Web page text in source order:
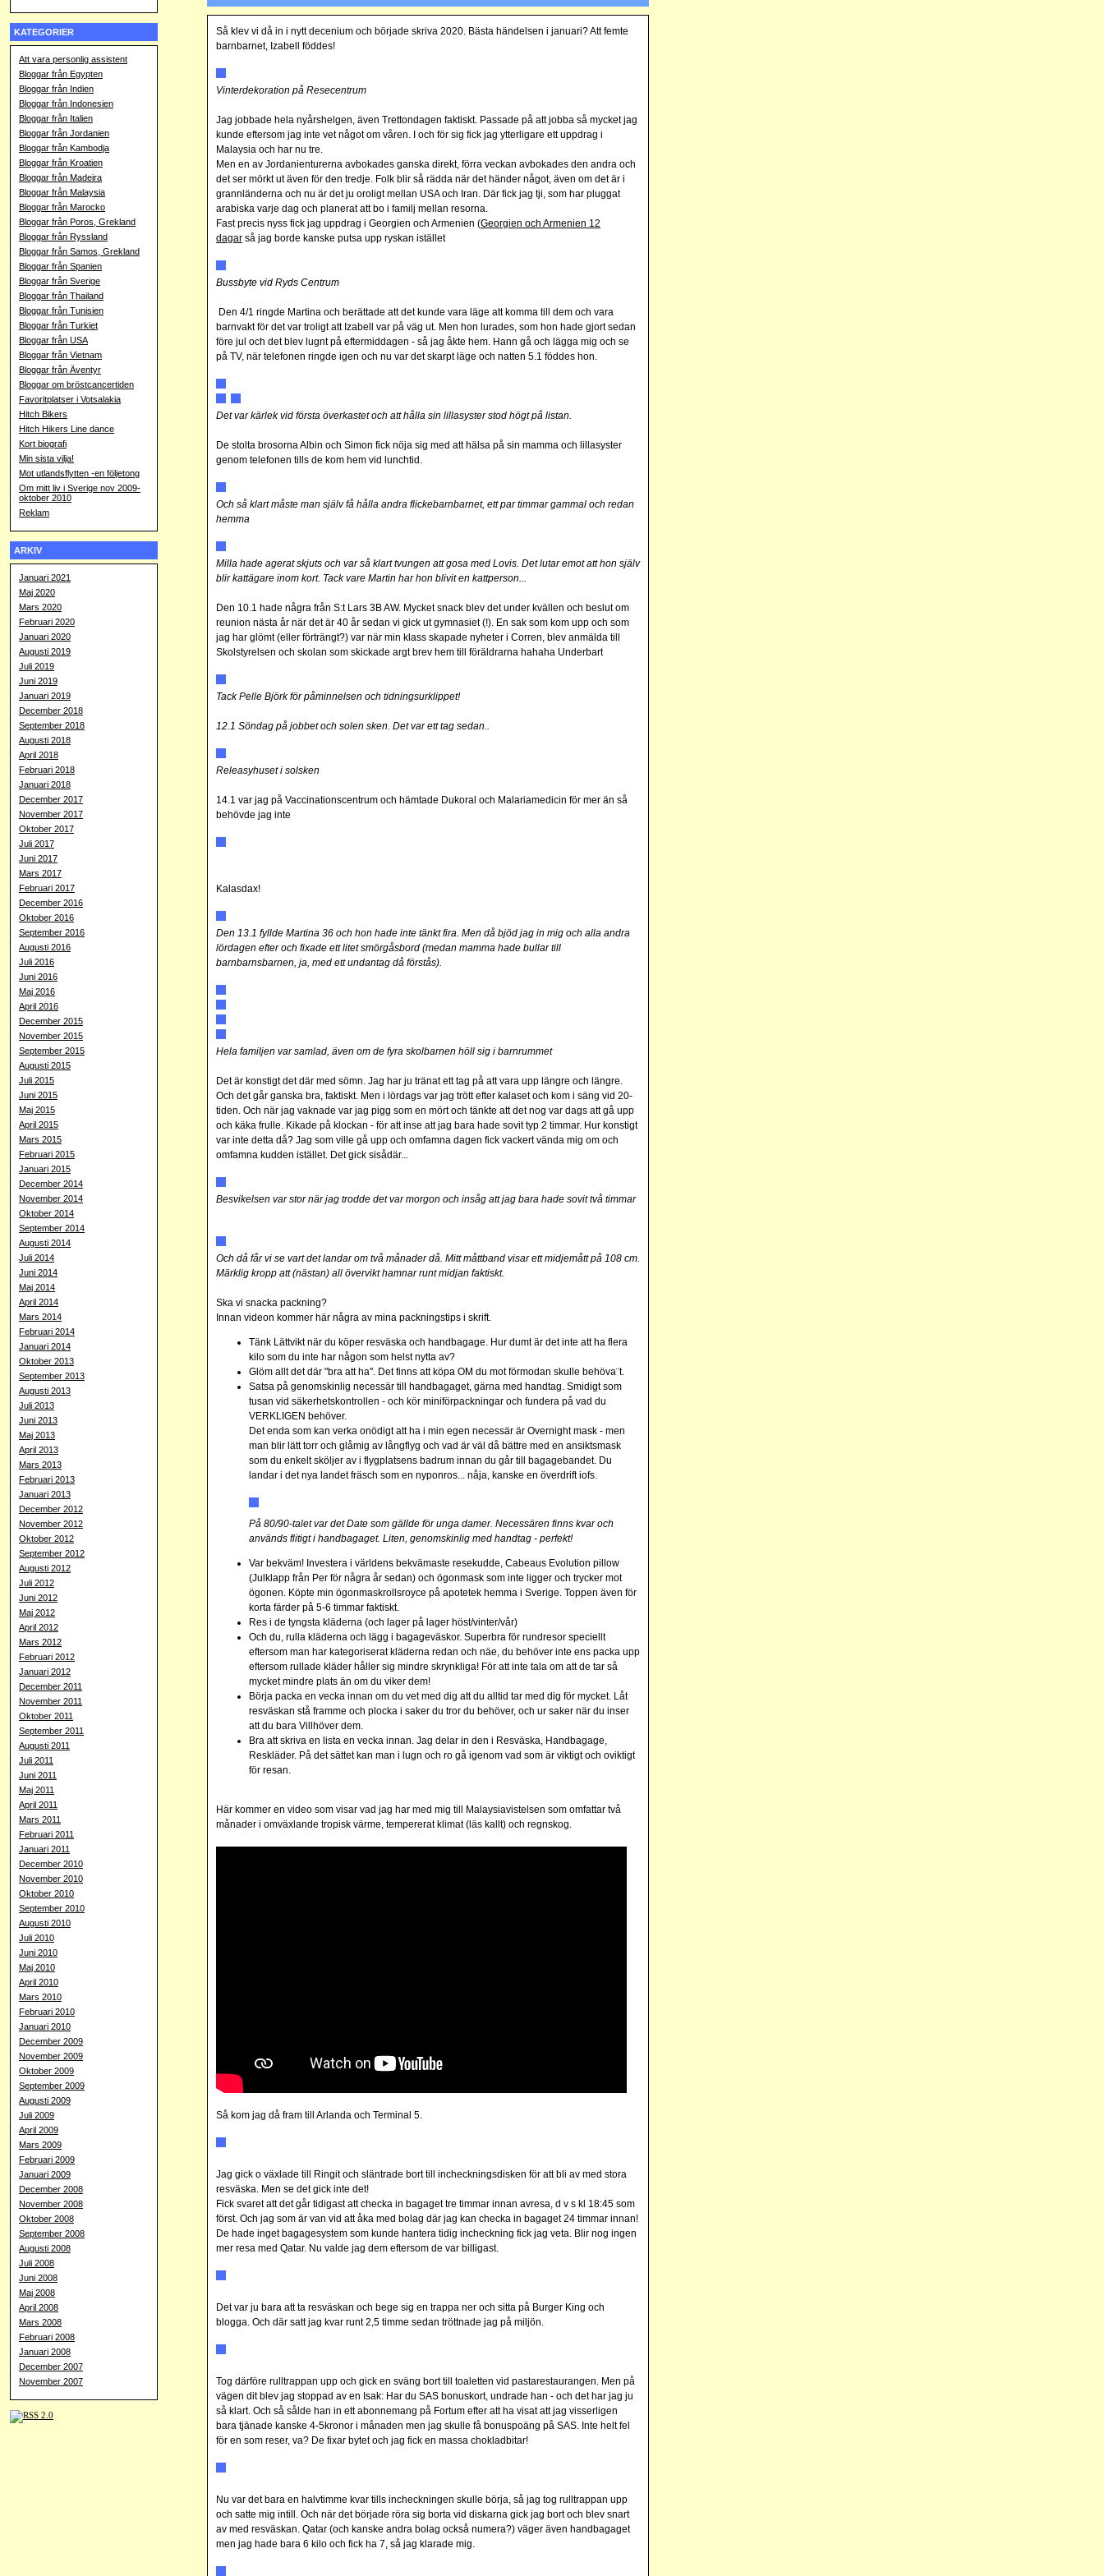
Så klev vi då in i nytt decenium och började skriva 2020. Bästa händelsen i januari? Att femte
barnbarnet, Izabell föddes!
Vinterdekoration på Resecentrum
Jag jobbade hela nyårshelgen, även Trettondagen faktiskt. Passade på att jobba så mycket jag
kunde eftersom jag inte vet något om våren. I och för sig fick jag ytterligare ett uppdrag i
Malaysia och har nu tre.
Men en av Jordanienturerna avbokades ganska direkt, förra veckan avbokades den andra och
det ser mörkt ut även för den tredje. Folk blir så rädda när det händer något, även om det är i
grannländerna och nu är det ju oroligt mellan USA och Iran. Där fick jag tji, som har pluggat
arabiska varje dag och planerat att bo i familj mellan resorna.
Fast precis nyss fick jag uppdrag i Georgien och Armenien (Georgien och Armenien 12
dagar så jag borde kanske putsa upp ryskan istället
Bussbyte vid Ryds Centrum
Den 4/1 ringde Martina och berättade att det kunde vara läge att komma till dem och vara
barnvakt för det var troligt att Izabell var på väg ut. Men hon lurades, som hon hade gjort sedan
före jul och det blev lugnt på eftermiddagen - så jag åkte hem. Hann gå och lägga mig och se
på TV, när telefonen ringde igen och nu var det skarpt läge och natten 5.1 föddes hon.
Det var kärlek vid första överkastet och att hålla sin lillasyster stod högt på listan.
De stolta brosorna Albin och Simon fick nöja sig med att hälsa på sin mamma och lillasyster
genom telefonen tills de kom hem vid lunchtid.
Och så klart måste man själv få hålla andra flickebarnbarnet, ett par timmar gammal och redan
hemma
Milla hade agerat skjuts och var så klart tvungen att gosa med Lovis. Det lutar emot att hon själv
blir kattägare inom kort. Tack vare Martin har hon blivit en kattperson...
Den 10.1 hade några från S:t Lars 3B AW. Mycket snack blev det under kvällen och beslut om
reunion nästa år när det är 40 år sedan vi gick ut gymnasiet (!). En sak som kom upp och som
jag har glömt (eller förträngt?) var när min klass skapade nyheter i Corren, blev anmälda till
Skolstyrelsen och skolan som skickade argt brev hem till föräldrarna hahaha Underbart
Tack Pelle Björk för påminnelsen och tidningsurklippet!
12.1 Söndag på jobbet och solen sken. Det var ett tag sedan..
Releasyhuset i solsken
14.1 var jag på Vaccinationscentrum och hämtade Dukoral och Malariamedicin för mer än så
behövde jag inte
Kalasdax!
Den 13.1 fyllde Martina 36 och hon hade inte tänkt fira. Men då bjöd jag in mig och alla andra
lördagen efter och fixade ett litet smörgåsbord (medan mamma hade bullar till
barnbarnsbarnen, ja, med ett undantag då förstås).
Hela familjen var samlad, även om de fyra skolbarnen höll sig i barnrummet
Det är konstigt det där med sömn. Jag har ju tränat ett tag på att vara upp längre och längre.
Och det går ganska bra, faktiskt. Men i lördags var jag trött efter kalaset och kom i säng vid 20-
tiden. Och när jag vaknade var jag pigg som en mört och tänkte att det nog var dags att gå upp
och käka frulle. Kikade på klockan - för att inse att jag bara hade sovit typ 2 timmar. Hur konstigt
var inte detta då? Jag som ville gå upp och omfamna dagen fick vackert vända mig om och
omfamna kudden istället. Det gick sisådär...
Besvikelsen var stor när jag trodde det var morgon och insåg att jag bara hade sovit två timmar
Och då får vi se vart det landar om två månader då. Mitt måttband visar ett midjemått på 108 cm.
Märklig kropp att (nästan) all övervikt hamnar runt midjan faktiskt.
Ska vi snacka packning?
Innan videon kommer här några av mina packningstips i skrift.
Tänk Lättvikt när du köper resväska och handbagage. Hur dumt är det inte att ha flera
kilo som du inte har någon som helst nytta av?
Glöm allt det där "bra att ha". Det finns att köpa OM du mot förmodan skulle behöva¨t.
Satsa på genomskinlig necessär till handbagaget, gärna med handtag. Smidigt som
tusan vid säkerhetskontrollen - och kör miniförpackningar och fundera på vad du
VERKLIGEN behöver.
Det enda som kan verka onödigt att ha i min egen necessär är Overnight mask - men
man blir lätt torr och glåmig av långflyg och vad är väl då bättre med en ansiktsmask
som du enkelt sköljer av i flygplatsens badrum innan du går till bagagebandet. Du
landar i det nya landet fräsch som en nyponros... nåja, kanske en överdrift iofs.
På 80/90-talet var det Date som gällde för unga damer. Necessären finns kvar och
används flitigt i handbagaget. Liten, genomskinlig med handtag - perfekt!
Var bekväm! Investera i världens bekvämaste resekudde, Cabeaus Evolution pillow
(Julklapp från Per för några år sedan) och ögonmask som inte ligger och trycker mot
ögonen. Köpte min ögonmaskrollsroyce på apotetek hemma i Sverige. Toppen även för
korta färder på 5-6 timmar faktiskt.
Res i de tyngsta kläderna (och lager på lager höst/vinter/vår)
Och du, rulla kläderna och lägg i bagageväskor. Superbra för rundresor speciellt
eftersom man har kategoriserat kläderna redan och näe, du behöver inte ens packa upp
eftersom rullade kläder håller sig mindre skrynkliga! För att inte tala om att de tar så
mycket mindre plats än om du viker dem!
Börja packa en vecka innan om du vet med dig att du alltid tar med dig för mycket. Låt
resväskan stå framme och plocka i saker du tror du behöver, och ur saker när du inser
att du bara Villhöver dem.
Bra att skriva en lista en vecka innan. Jag delar in den i Resväska, Handbagage,
Reskläder. På det sättet kan man i lugn och ro gå igenom vad som är viktigt och oviktigt
för resan.
Här kommer en video som visar vad jag har med mig till Malaysiavistelsen som omfattar två
månader i omväxlande tropisk värme, tempererat klimat (läs kallt) och regnskog.
Så kom jag då fram till Arlanda och Terminal 5.
Jag gick o växlade till Ringit och släntrade bort till incheckningsdisken för att bli av med stora
resväska. Men se det gick inte det!
Fick svaret att det går tidigast att checka in bagaget tre timmar innan avresa, d v s kl 18:45 som
först. Och jag som är van vid att åka med bolag där jag kan checka in bagaget 24 timmar innan!
De hade inget bagagesystem som kunde hantera tidig incheckning fick jag veta. Blir nog ingen
mer resa med Qatar. Nu valde jag dem eftersom de var billigast.
Det var ju bara att ta resväskan och bege sig en trappa ner och sitta på Burger King och
blogga. Och där satt jag kvar runt 2,5 timme sedan tröttnade jag på miljön.
Tog därföre rulltrappan upp och gick en sväng bort till toaletten vid pastarestaurangen. Men på
vägen dit blev jag stoppad av en Isak: Har du SAS bonuskort, undrade han - och det har jag ju
så klart. Och så sålde han in ett abonnemang på Fortum efter att ha visat att jag visserligen
bara tjänade kanske 4-5kronor i månaden men jag skulle få bonuspoäng på SAS. Inte helt fel
för en som reser, va? De fixar bytet och jag fick en massa chokladbitar!
Nu var det bara en halvtimme kvar tills incheckningen skulle börja, så jag tog rulltrappan upp
och satte mig intill. Och när det började röra sig borta vid diskarna gick jag bort och blev snart
av med resväskan. Qatar (och kanske andra bolag också numera?) väger även handbagaget
men jag hade bara 6 kilo och fick ha 7, så jag klarade mig.
KATEGORIER
Att vara personlig assistent
Bloggar från Egypten
Bloggar från Indien
Bloggar från Indonesien
Bloggar från Italien
Bloggar från Jordanien
Bloggar från Kambodja
Bloggar från Kroatien
Bloggar från Madeira
Bloggar från Malaysia
Bloggar från Marocko
Bloggar från Poros, Grekland
Bloggar från Ryssland
Bloggar från Samos, Grekland
Bloggar från Spanien
Bloggar från Sverige
Bloggar från Thailand
Bloggar från Tunisien
Bloggar från Turkiet
Bloggar från USA
Bloggar från Vietnam
Bloggar från Äventyr
Bloggar om bröstcancertiden
Favoritplatser i Votsalakia
Hitch Bikers
Hitch Hikers Line dance
Kort biografi
Min sista vilja!
Mot utlandsflytten -en följetong
Om mitt liv i Sverige nov 2009-
oktober 2010
Reklam
ARKIV
Januari 2021
Maj 2020
Mars 2020
Februari 2020
Januari 2020
Augusti 2019
Juli 2019
Juni 2019
Januari 2019
December 2018
September 2018
Augusti 2018
April 2018
Februari 2018
Januari 2018
December 2017
November 2017
Oktober 2017
Juli 2017
Juni 2017
Mars 2017
Februari 2017
December 2016
Oktober 2016
September 2016
Augusti 2016
Juli 2016
Juni 2016
Maj 2016
April 2016
December 2015
November 2015
September 2015
Augusti 2015
Juli 2015
Juni 2015
Maj 2015
April 2015
Mars 2015
Februari 2015
Januari 2015
December 2014
November 2014
Oktober 2014
September 2014
Augusti 2014
Juli 2014
Juni 2014
Maj 2014
April 2014
Mars 2014
Februari 2014
Januari 2014
Oktober 2013
September 2013
Augusti 2013
Juli 2013
Juni 2013
Maj 2013
April 2013
Mars 2013
Februari 2013
Januari 2013
December 2012
November 2012
Oktober 2012
September 2012
Augusti 2012
Juli 2012
Juni 2012
Maj 2012
April 2012
Mars 2012
Februari 2012
Januari 2012
December 2011
November 2011
Oktober 2011
September 2011
Augusti 2011
Juli 2011
Juni 2011
Maj 2011
April 2011
Mars 2011
Februari 2011
Januari 2011
December 2010
November 2010
Oktober 2010
September 2010
Augusti 2010
Juli 2010
Juni 2010
Maj 2010
April 2010
Mars 2010
Februari 2010
Januari 2010
December 2009
November 2009
Oktober 2009
September 2009
Augusti 2009
Juli 2009
April 2009
Mars 2009
Februari 2009
Januari 2009
December 2008
November 2008
Oktober 2008
September 2008
Augusti 2008
Juli 2008
Juni 2008
Maj 2008
April 2008
Mars 2008
Februari 2008
Januari 2008
December 2007
November 2007